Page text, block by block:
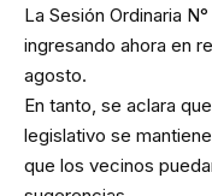
La Sesión Ordinaria
ingresando ahora en
agosto.
En tanto, se aclara
legislativo se
que los vecinos